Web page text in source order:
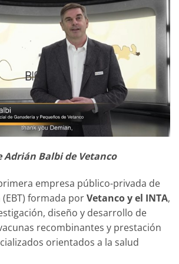
Adrián Balbi de Vetanco
empresa público-privada de
(EBT) formada porVetanco y el INTA,
diseño y desarrollo de
recombinantes y prestación
orientados a la salud